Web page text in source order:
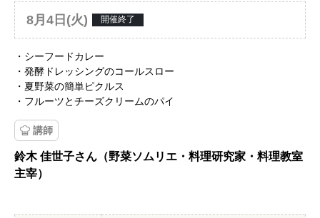
8月4日(火) 開催終了
・シーフードカレー
・発酵ドレッシングのコールスロー
・夏野菜の簡単ピクルス
・フルーツとチーズクリームのパイ
講師
鈴木 佳世子さん（野菜ソムリエ・料理研究家・料理教室
主宰）